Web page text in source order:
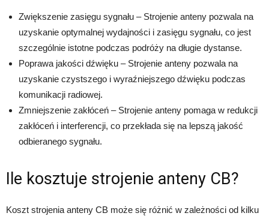
Zwiększenie zasięgu sygnału – Strojenie anteny pozwala na
uzyskanie optymalnej wydajności i zasięgu sygnału, co jest
szczególnie istotne podczas podróży na długie dystanse.
Poprawa jakości dźwięku – Strojenie anteny pozwala na
uzyskanie czystszego i wyraźniejszego dźwięku podczas
komunikacji radiowej.
Zmniejszenie zakłóceń – Strojenie anteny pomaga w redukcji
zakłóceń i interferencji, co przekłada się na lepszą jakość
odbieranego sygnału.
Ile kosztuje strojenie anteny CB?
Koszt strojenia anteny CB może się różnić w zależności od kilku